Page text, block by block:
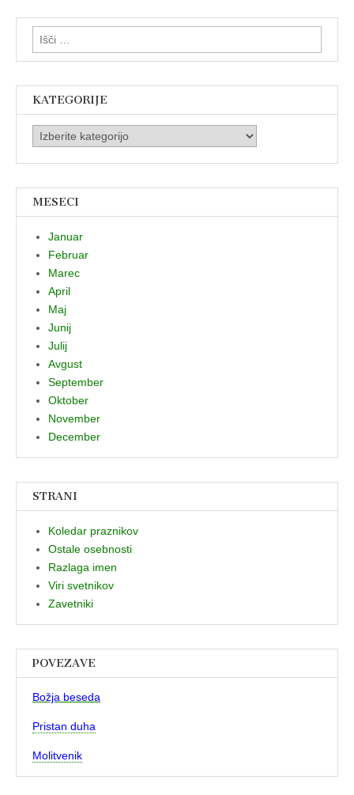
Išči:
KATEGORIJE
Kategorije
MESECI
Januar
Februar
Marec
April
Maj
Junij
Julij
Avgust
September
Oktober
November
December
STRANI
Koledar praznikov
Ostale osebnosti
Razlaga imen
Viri svetnikov
Zavetniki
POVEZAVE
Božja beseda
Pristan duha
Molitvenik